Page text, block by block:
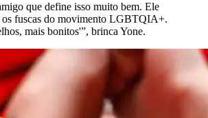
que define isso muito bem. Ele
os fuscas do movimento LGBTQIA+.
mais bonitos'”, brinca Yone.